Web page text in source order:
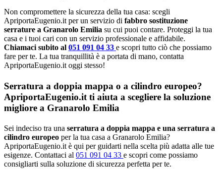
Non compromettere la sicurezza della tua casa: scegli
ApriportaEugenio.it per un servizio di fabbro sostituzione
serrature a Granarolo Emilia su cui puoi contare. Proteggi la tua
casa e i tuoi cari con un servizio professionale e affidabile.
Chiamaci subito al 051 091 04 33 e scopri tutto ciò che possiamo
fare per te. La tua tranquillità è a portata di mano, contatta
ApriportaEugenio.it oggi stesso!
Serratura a doppia mappa o a cilindro europeo?
ApriportaEugenio.it ti aiuta a scegliere la soluzione
migliore a Granarolo Emilia
Sei indeciso tra una serratura a doppia mappa e una serratura a
cilindro europeo per la tua casa a Granarolo Emilia?
ApriportaEugenio.it è qui per guidarti nella scelta più adatta alle tue
esigenze. Contattaci al 051 091 04 33 e scopri come possiamo
consigliarti sulla soluzione di sicurezza perfetta per te.